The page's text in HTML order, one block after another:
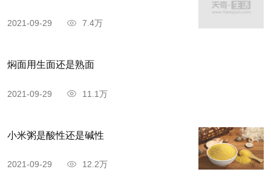
2021-09-29 7.4万
焖面用生面还是熟面
2021-09-29 11.1万
小米粥是酸性还是碱性
2021-09-29 12.2万